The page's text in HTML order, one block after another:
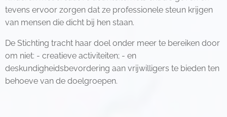
tevens ervoor zorgen dat ze professionele steun krijgen
van mensen die dicht bij hen staan.
De Stichting tracht haar doel onder meer te bereiken door
om niet: - creatieve activiteiten; - en
deskundigheidsbevordering aan vrijwilligers te bieden ten
behoeve van de doelgroepen.